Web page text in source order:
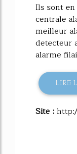
Ils sont
centrale
meilleur
detecteur
alarme
LIRE
Site :